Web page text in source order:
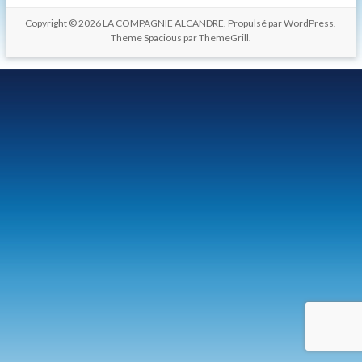
lesCopyright © 2026 LA COMPAGNIE ALCANDRE. Propulsé parWordPress.
Theme Spacious parThemeGrill.